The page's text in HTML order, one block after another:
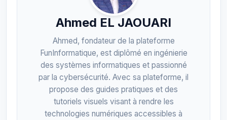
Ahmed EL JAOUARI
Ahmed, fondateur de la plateforme
FunInformatique, est diplômé en ingénierie
des systèmes informatiques et passionné
par la cybersécurité. Avec sa plateforme, il
propose des guides pratiques et des
tutoriels visuels visant à rendre les
technologies numériques accessibles à